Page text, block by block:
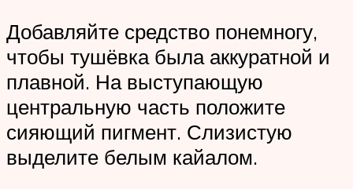
Добавляйте средство понемногу,
чтобы тушёвка была аккуратной и
плавной. На выступающую
центральную часть положите
сияющий пигмент. Слизистую
выделите белым кайалом.